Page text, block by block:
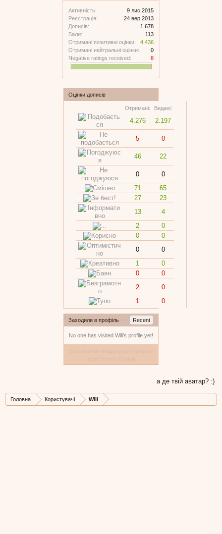
Активність:
9 лис 2015
Реєстрація:
24 вер 2013
Дописів:
1.678
Бали:
113
Отримані позитивні оцінки:
4.436
Отримані нейтральні оцінки:
0
Negative ratings received:
8
Оцінки дописів
Отримані: Видані:
4.276 2.197
5 0
46 22
0
0
71
65
27
23
13
4
2
0
0
0
0
0
1
0
0
0
2
0
1
0
Заходили в профіль Recent
No one has visited Wili's profile yet!
а де твій аватар? :)
Головна Користувачі Wili